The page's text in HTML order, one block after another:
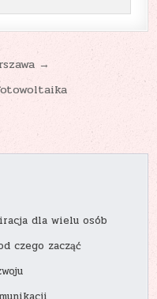
→
dla wielu osób
czego zacząć